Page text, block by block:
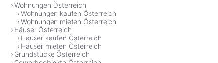
Wohnungen Österreich
Wohnungen kaufen Österreich
Wohnungen mieten Österreich
Häuser Österreich
Häuser kaufen Österreich
Häuser mieten Österreich
Grundstücke Österreich